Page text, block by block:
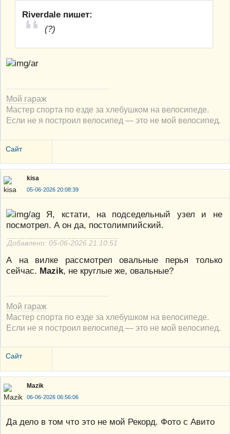
Riverdale пишет:
(?)
Мой гараж
Мастер спорта по езде за хлебушком на велосипеде.
Если не я построил велосипед — это не мой велосипед.
Сайт
kisa
05-06-2026 20:08:39
Я, кстати, на подседельный узел и не
посмотрел. А он да, постолимпийский.
Добавлено: 05-06-2026 21:10:51
А на вилке рассмотрел овальные перья только
сейчас. Mazik, не круглые же, овальные?
Мой гараж
Мастер спорта по езде за хлебушком на велосипеде.
Если не я построил велосипед — это не мой велосипед.
Сайт
Mazik
06-06-2026 06:56:06
Да дело в том что это не мой Рекорд. Фото с Авито